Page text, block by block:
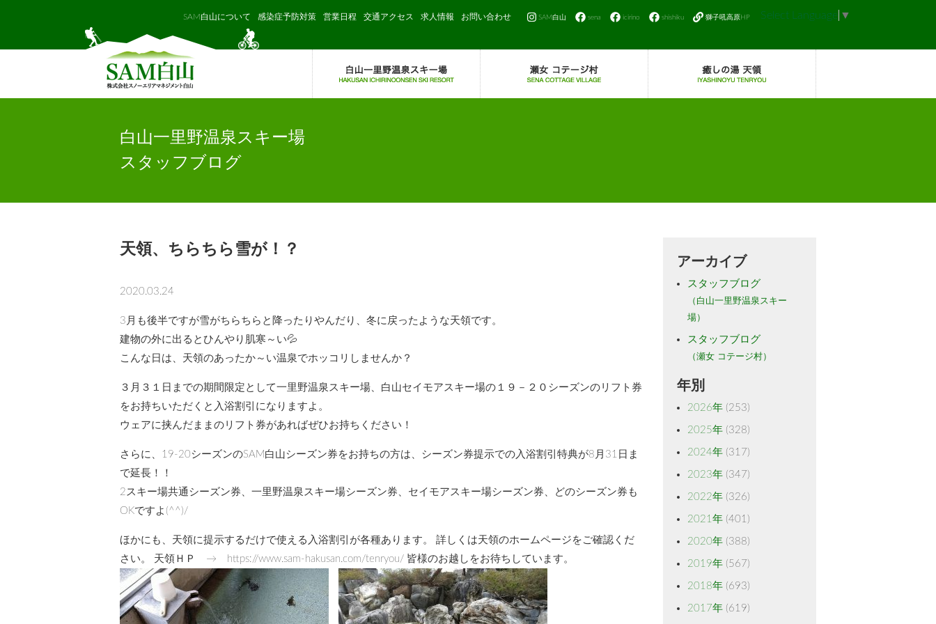
SAM白山 sena icirino shishiku 獅子吼高原HP
SAM白山について 感染症予防対策 営業日程 交通アクセス 求人情報 お問い合わせ Select Language ▼
白山一里野温泉スキー場
スタッフブログ
天領、ちらちら雪が！？
2020.03.24
3月も後半ですが雪がちらちらと降ったりやんだり、冬に戻ったような天領です。
建物の外に出るとひんやり肌寒～い💦
こんな日は、天領のあったか～い温泉でホッコリしませんか？
３月３１日までの期間限定として一里野温泉スキー場、白山セイモアスキー場の１９－２０シーズンのリフト券
をお持ちいただくと入浴割引になりますよ。
ウェアに挟んだままのリフト券があればぜひお持ちください！
さらに、19-20シーズンのSAM白山シーズン券をお持ちの方は、シーズン券提示での入浴割引特典が8月31日ま
で延長！！
2スキー場共通シーズン券、一里野温泉スキー場シーズン券、セイモアスキー場シーズン券、どのシーズン券も
OKですよ(^^)/
ほかにも、天領に提示するだけで使える入浴割引が各種あります。 詳しくは天領のホームページをご確認くだ
さい。 天領ＨＰ → https://www.sam-hakusan.com/tenryou/ 皆様のお越しをお待ちしています。
アーカイブ
スタッフブログ
（白山一里野温泉スキー
場）
スタッフブログ
（瀬女 コテージ村）
年別
2026年 (253)
2025年 (328)
2024年 (317)
2023年 (347)
2022年 (326)
2021年 (401)
2020年 (388)
2019年 (567)
2018年 (693)
2017年 (619)